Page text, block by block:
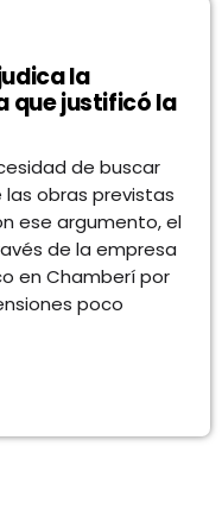
la
que justificó la
de buscar
obras previstas
ese argumento, el
de la empresa
en Chamberí por
poco